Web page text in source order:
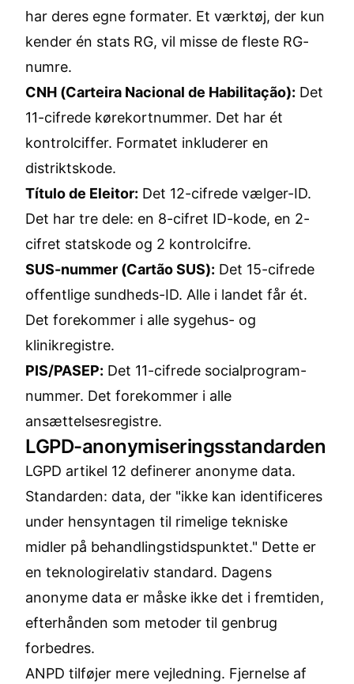
har deres egne formater. Et værktøj, der kun
kender én stats RG, vil misse de fleste RG-
numre.
CNH (Carteira Nacional de Habilitação): Det
11-cifrede kørekortnummer. Det har ét
kontrolciffer. Formatet inkluderer en
distriktskode.
Título de Eleitor: Det 12-cifrede vælger-ID.
Det har tre dele: en 8-cifret ID-kode, en 2-
cifret statskode og 2 kontrolcifre.
SUS-nummer (Cartão SUS): Det 15-cifrede
offentlige sundheds-ID. Alle i landet får ét.
Det forekommer i alle sygehus- og
klinikregistre.
PIS/PASEP: Det 11-cifrede socialprogram-
nummer. Det forekommer i alle
ansættelsesregistre.
LGPD-anonymiseringsstandarden
LGPD artikel 12 definerer anonyme data.
Standarden: data, der "ikke kan identificeres
under hensyntagen til rimelige tekniske
midler på behandlingstidspunktet." Dette er
en teknologirelativ standard. Dagens
anonyme data er måske ikke det i fremtiden,
efterhånden som metoder til genbrug
forbedres.
ANPD tilføjer mere vejledning. Fjernelse af